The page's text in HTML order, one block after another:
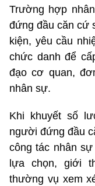
Trường hợp
đứng đầu căn cứ
kiện, yêu cầu
chức danh để
đạo cơ quan,
nhân sự.
Khi khuyết số
người đứng đầu
công tác nhân
lựa chọn, giới
thường vụ xem